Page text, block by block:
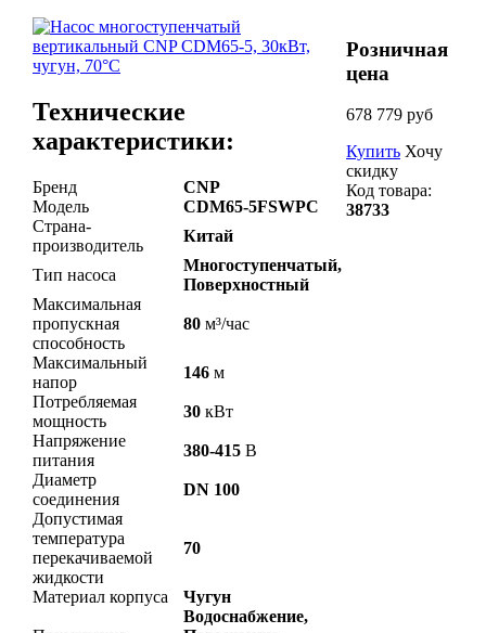
Технические
характеристики:
Бренд
CNP
Модель
CDM65-5FSWPC
Страна-
производитель
Китай
Тип насоса
Многоступенчатый,
Поверхностный
Максимальная
пропускная
способность
80 м³/час
Максимальный
напор
146 м
Потребляемая
мощность
30 кВт
Напряжение
питания
380-415 В
Диаметр
соединения
DN 100
Допустимая
температура
перекачиваемой
жидкости
70
Материал корпуса Чугун
Водоснабжение,
Розничная
цена
678 779 руб
Купить Хочу
скидку
Код товара:
38733